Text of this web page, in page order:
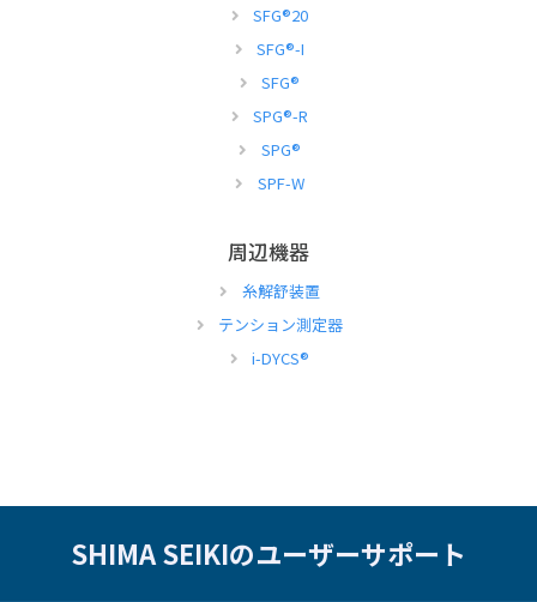
SFG®20
SFG®-I
SFG®
SPG®-R
SPG®
SPF-W
周辺機器
糸解舒装置
テンション測定器
i-DYCS®
SHIMA SEIKIのユーザーサポート